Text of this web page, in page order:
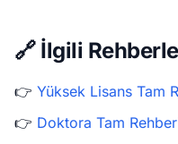
🔗 İlgili
👉 Yüksek Lisans Tam
👉 Doktora Tam